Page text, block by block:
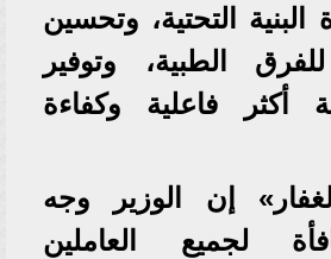
البنية التحتية، وتحسين
الطبية، وتوفير
فاعلية وكفاءة
إن الوزير وجه
لجميع العاملين